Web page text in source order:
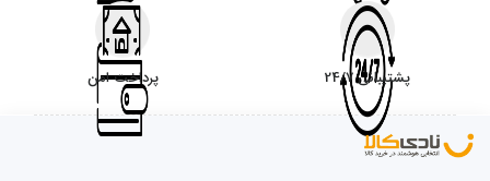
پشتیبانی 24/7 پرداخت امن